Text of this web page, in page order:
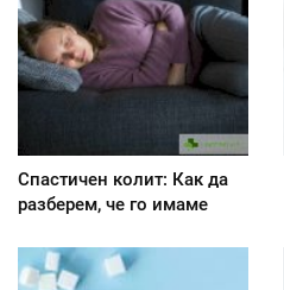
Спастичен колит: Как да
разберем, че го имаме